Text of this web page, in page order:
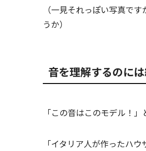
（一見それっぽい写真で
うか）
音を理解するのに
「この音はこのモデル！
「イタリア人が作ったハ